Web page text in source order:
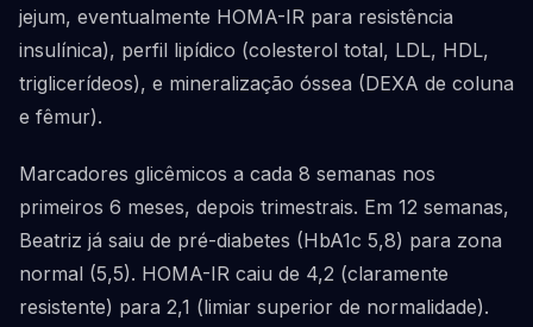
jejum, eventualmente HOMA-IR para resistência
insulínica), perfil lipídico (colesterol total, LDL, HDL,
triglicerídeos), e mineralização óssea (DEXA de coluna
e fêmur).
Marcadores glicêmicos a cada 8 semanas nos
primeiros 6 meses, depois trimestrais. Em 12 semanas,
Beatriz já saiu de pré-diabetes (HbA1c 5,8) para zona
normal (5,5). HOMA-IR caiu de 4,2 (claramente
resistente) para 2,1 (limiar superior de normalidade).